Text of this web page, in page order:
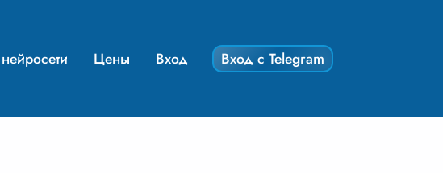
Цены Вход Вход с Telegram